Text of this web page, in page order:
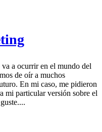
a ocurrir en el mundo del
de oír a muchos
En mi caso, me pidieron
mi particular versión sobre el